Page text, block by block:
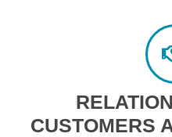
CUSTOMERS